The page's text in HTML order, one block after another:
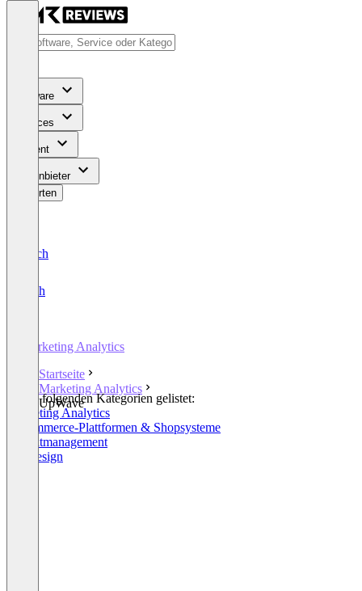
Software
Services
Content
Für Anbieter
Bewerten
Deutsch
English
Marketing Analytics
Startseite
Marketing Analytics
UpWave
In den folgenden Kategorien gelistet:
Marketing Analytics
E-Commerce-Plattformen & Shopsysteme
Projektmanagement
Webdesign